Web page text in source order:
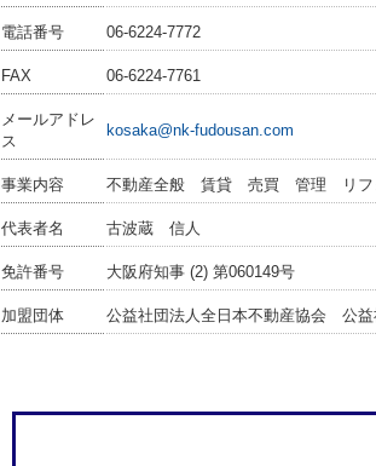
電話番号 06-6224-7772
FAX 06-6224-7761
メールアドレ
ス
kosaka@nk-fudousan.com
事業内容 不動産全般 賃貸 売買 管理 リフ
代表者名 古波蔵 信人
免許番号 大阪府知事 (2) 第060149号
加盟団体 公益社団法人全日本不動産協会 公益